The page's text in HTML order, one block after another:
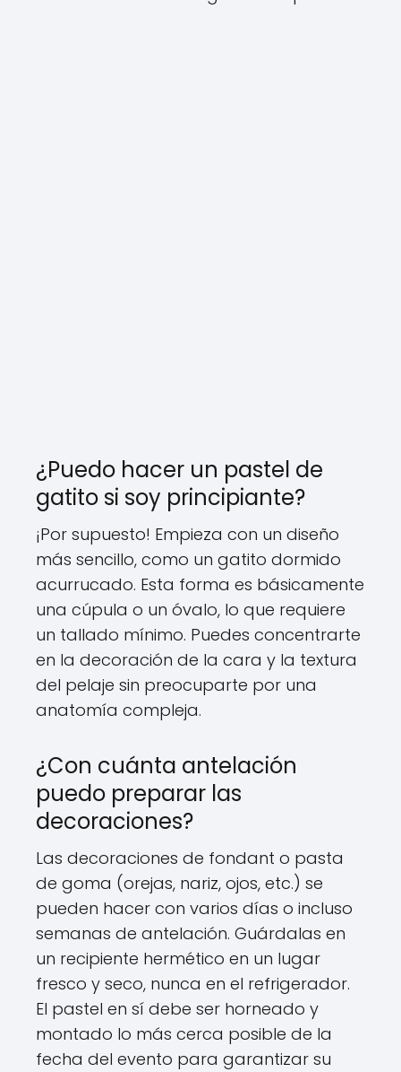
¿Puedo hacer un pastel de
gatito si soy principiante?
¡Por supuesto! Empieza con un diseño
más sencillo, como un gatito dormido
acurrucado. Esta forma es básicamente
una cúpula o un óvalo, lo que requiere
un tallado mínimo. Puedes concentrarte
en la decoración de la cara y la textura
del pelaje sin preocuparte por una
anatomía compleja.
¿Con cuánta antelación
puedo preparar las
decoraciones?
Las decoraciones de fondant o pasta
de goma (orejas, nariz, ojos, etc.) se
pueden hacer con varios días o incluso
semanas de antelación. Guárdalas en
un recipiente hermético en un lugar
fresco y seco, nunca en el refrigerador.
El pastel en sí debe ser horneado y
montado lo más cerca posible de la
fecha del evento para garantizar su